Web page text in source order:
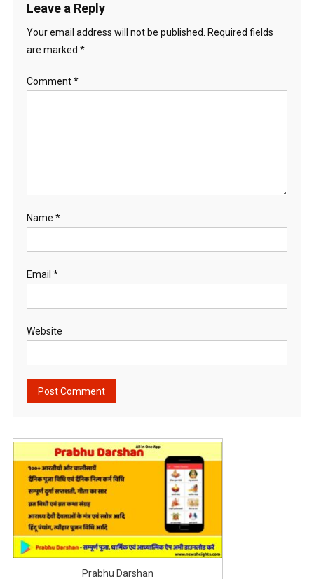
Leave a Reply
Your email address will not be published.
Required fields
are marked *
Comment*
Name *
Email *
Website
Prabhu Darshan